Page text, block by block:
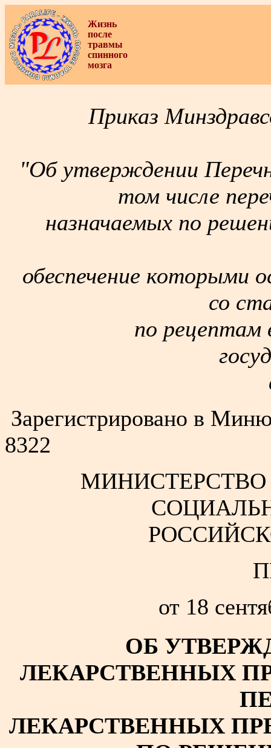
Жизнь
после
травмы
спинного
мозга
Приказ
"Об утверждении
том числе
назначаемых по
обеспечение которыми
со
по рецептам
Зарегистрировано в
8322
МИНИСТЕРСТВО
от 18
ОБ
ЛЕКАРСТВЕННЫХ
ЛЕКАРСТВЕННЫХ